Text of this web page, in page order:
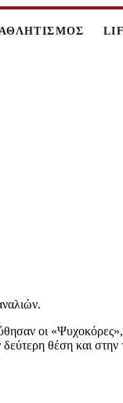
οι
θέση και στην